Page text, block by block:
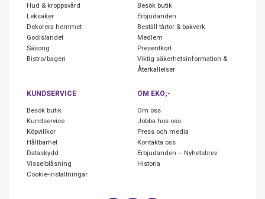
Hud & kroppsvård
Leksaker
Dekorera hemmet
Godislandet
Säsong
Bistro/bageri
Besök butik
Erbjudanden
Beställ tårtor & bakverk
Medlem
Presentkort
Viktig säkerhetsinformation &
Återkallelser
KUNDSERVICE
Besök butik
Kundservice
Köpvillkor
Hållbarhet
Dataskydd
Visselblåsning
Cookie-inställningar
OM EKO;-
Om oss
Jobba hos oss
Press och media
Kontakta oss
Erbjudanden – Nyhetsbrev
Historia